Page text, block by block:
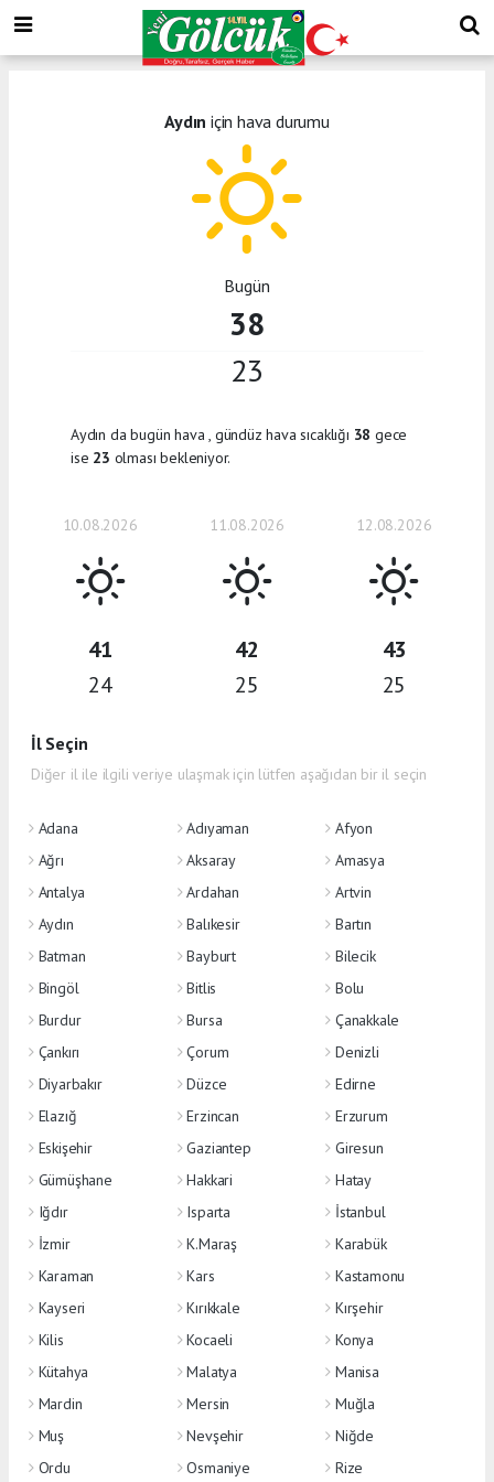
Aydın için hava durumu
Bugün
38
23
Aydın da bugün hava, gündüz hava sıcaklığı 38 gece
ise 23 olması bekleniyor.
10.08.2026
41
24
11.08.2026
42
25
12.08.2026
43
25
İl Seçin
Diğer il ile ilgili veriye ulaşmak için lütfen aşağıdan bir il seçin
Adana Adıyaman
Afyon
Ağrı
Aksaray
Amasya
Antalya
Ardahan
Artvin
Aydın
Balıkesir
Bartın
Batman
Bayburt
Bilecik
Bingöl
Bitlis
Bolu
Burdur
Bursa
Çanakkale
Çankırı
Çorum
Denizli
Diyarbakır
Düzce
Edirne
Elazığ
Erzincan
Erzurum
Eskişehir
Gaziantep
Giresun
Gümüşhane
Hakkari
Hatay
Iğdır
Isparta
İstanbul
İzmir
K.Maraş
Karabük
Karaman
Kars
Kastamonu
Kayseri
Kırıkkale
Kırşehir
Kilis
Kocaeli
Konya
Kütahya
Malatya
Manisa
Mardin
Mersin
Muğla
Muş
Nevşehir
Niğde
Ordu
Osmaniye Rize